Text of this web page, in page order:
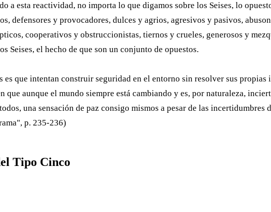
a esta reactividad, no importa lo que digamos sobre los Seises, lo
defensores y provocadores, dulces y agrios, agresivos y pasivos,
cooperativos y obstruccionistas, tiernos y crueles, generosos y
Seises, el hecho de que son un conjunto de opuestos.
es que intentan construir seguridad en el entorno sin resolver sus
que aunque el mundo siempre está cambiando y es, por naturaleza,
una sensación de paz consigo mismos a pesar de las incertidumbres
p. 235-236)
Tipo Cinco